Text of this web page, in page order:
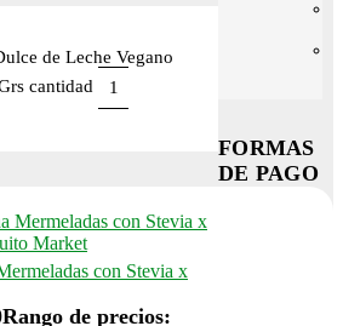
de Leche Vegano
cantidad
con Stevia x
Rango de precios:
FORMAS
DE PAGO